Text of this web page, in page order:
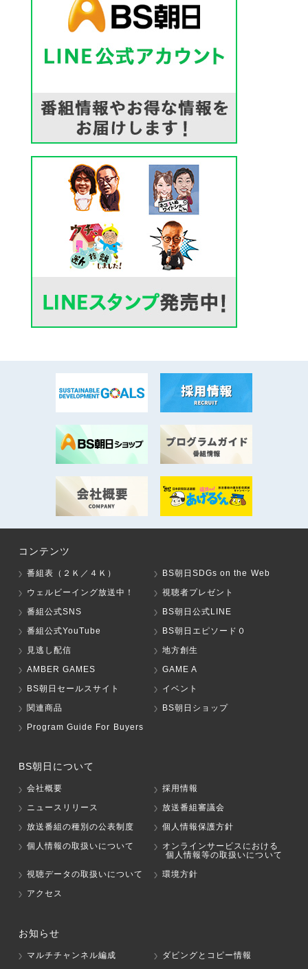
コンテンツ
番組表（２Ｋ／４Ｋ）
BS朝日SDGs on the Web
ウェルビーイング放送中！
視聴者プレゼント
番組公式SNS
BS朝日公式LINE
番組公式YouTube
BS朝日エピソード０
見逃し配信
地方創生
AMBER GAMES
GAME A
BS朝日セールスサイト
イベント
関連商品
BS朝日ショップ
Program Guide For Buyers
BS朝日について
会社概要
採用情報
ニュースリリース
放送番組審議会
放送番組の種別の公表制度
個人情報保護方針
個人情報の取扱いについて
オンラインサービスにおける
個人情報等の取扱いについて
視聴データの取扱いについて
環境方針
アクセス
お知らせ
マルチチャンネル編成 ダビングとコピー情報